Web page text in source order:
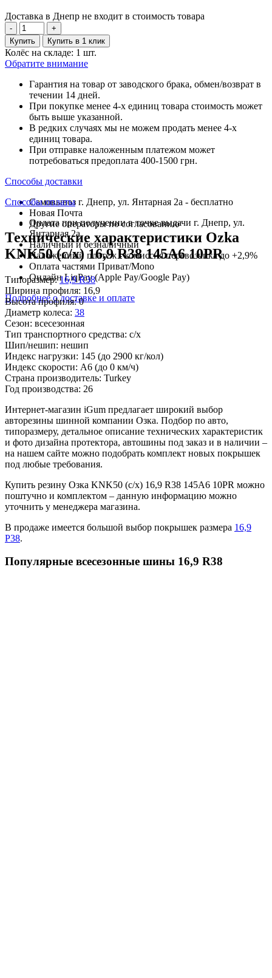
Доставка в Днепр не входит в стоимость товара
-
+
Купить
Купить в 1 клик
Колёс на складе: 1 шт.
Обратите внимание
Гарантия на товар от заводского брака, обмен/возврат в
течении 14 дней.
При покупке менее 4-х единиц товара стоимость может
быть выше указанной.
В редких случаях мы не можем продать менее 4-х
единиц товара.
При отправке наложенным платежом может
потребоваться предоплата 400-1500 грн.
Способы доставки
Самовывоз г. Днепр, ул. Янтарная 2а - бесплатно
Новая Почта
Другие операторы по согласованию
Способы оплаты
Оплата при получении в точке выдачи г. Днепр, ул.
Янтарная 2а
Наличный и безналичный
Наложенный платеж - комиссия перевозчика до +2,9%
Оплата частями Приват/Mono
Онлайн LiqPay (Apple Pay/Google Pay)
Подробнее о доставке и оплате
Технические характеристики Ozka
KNK50 (с/х) 16,9 R38 145A6 10PR
Типоразмер:16,9 R38
Ширина профиля: 16,9
Высота профиля:0
Диаметр колеса: 38
Сезон: всесезонная
Тип транспортного средства: с/х
Шип/нешип: нешип
Индекс нагрузки: 145 (до 2900 кг/кол)
Индекс скорости: A6 (до 0 км/ч)
Страна производитель: Turkey
Год производства: 26
Интернет-магазин iGum предлагает широкий выбор
авторезины шинной компании Озка. Подбор по авто,
типоразмеру, детальное описание технических характеристик
и фото дизайна протектора, автошины под заказ и в наличии –
на нашем сайте можно подобрать комплект новых покрышек
под любые требования.
Купить резину Озка KNK50 (с/х) 16,9 R38 145A6 10PR можно
поштучно и комплектом – данную информацию можно
уточнить у менеджера магазина.
В продаже имеется большой выбор покрышек размера 16,9
Р38.
Популярные всесезонные шины 16,9 R38